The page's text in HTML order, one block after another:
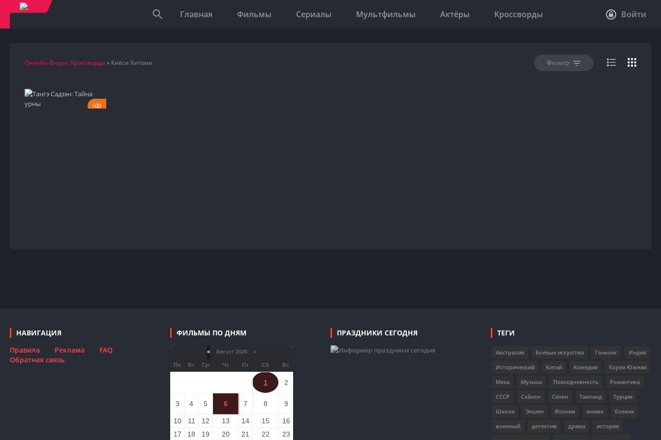
Войти
Главная Фильмы Сериалы Мультфильмы Актёры Кроссворды
Онлайн-Видео, Кроссворды» Киёси Хитоми Фильтр
HD
НАВИГАЦИЯ
Правила
Реклама
FAQ
Обратная связь
ФИЛЬМЫ ПО ДНЯМ
« Август 2026 »
Пн Вт Ср Чт Пт Сб Вс
1 2
3 4 5 6 7 8 9
10 11 12 13 14 15
16
17
18 19 20 21 22 23
ПРАЗДНИКИ СЕГОДНЯ ТЕГИ
Австралия Боевые искусства Гонконг
Индия
Исторический
Китай Комедия
Корея Южная
Меха
Музыка Повседневность
Романтика
СССР
Сэйнэн Сёнен Таиланд
Турция
Школа
Экшен Япония аниме
боевик
военный
детектив драма
история